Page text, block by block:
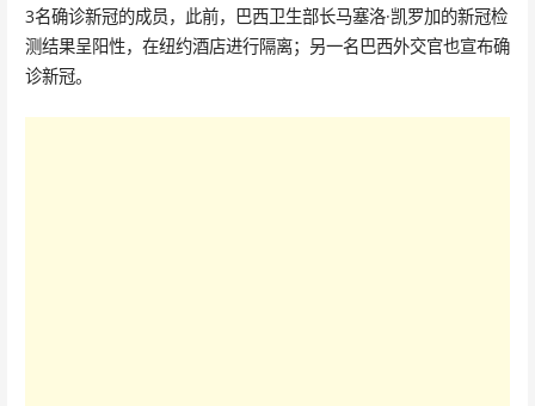
3名确诊新冠的成员，此前，巴西卫生部长马塞洛·凯罗加的新冠检
测结果呈阳性，在纽约酒店进行隔离；另一名巴西外交官也宣布确
诊新冠。